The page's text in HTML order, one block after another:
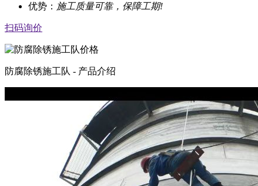
优势： 施工质量可靠，保障工期!
扫码询价
防腐除锈施工队 - 产品介绍